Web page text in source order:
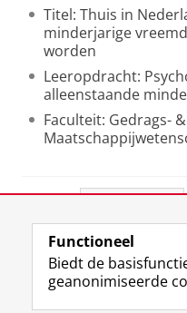
Titel: Thuis in
minderjarige
worden
Leeropdracht:
alleenstaande
Faculteit: Gedrags- &
View this page in:English
Functioneel
Biedt de
geanonimiseerde